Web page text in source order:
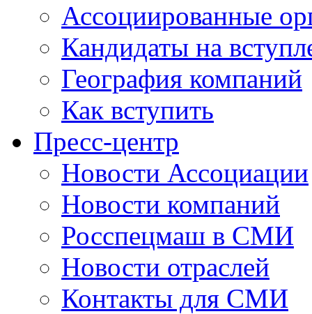
Ассоциированные
Кандидаты на
География компаний
Как вступить
Пресс-центр
Новости Ассоциации
Новости компаний
Росспецмаш в СМИ
Новости отраслей
Контакты для СМИ